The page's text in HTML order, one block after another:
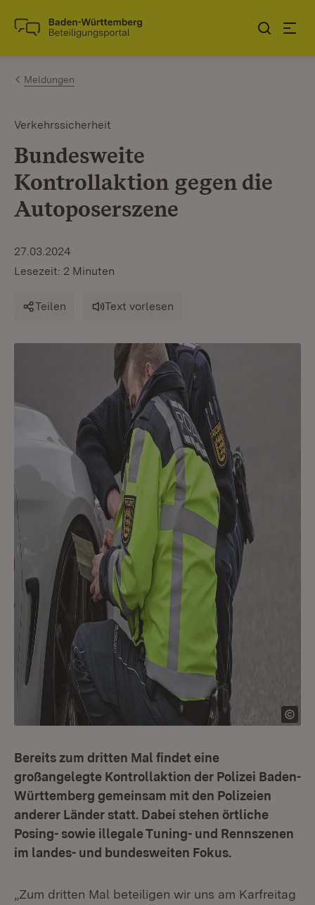
Zum Inhalt springen
Link zur Startseite
Meldungen
Verkehrssicherheit
Bundesweite
Kontrollaktion gegen die
Autoposerszene
27.03.2024
Lesezeit: 2 Minuten
Teilen Text vorlesen
Bereits zum dritten Mal findet eine
großangelegte Kontrollaktion der Polizei Baden-
Württemberg gemeinsam mit den Polizeien
anderer Länder statt. Dabei stehen örtliche
Posing- sowie illegale Tuning- und Rennszenen
im landes- und bundesweiten Fokus.
„Zum dritten Mal beteiligen wir uns am Karfreitag